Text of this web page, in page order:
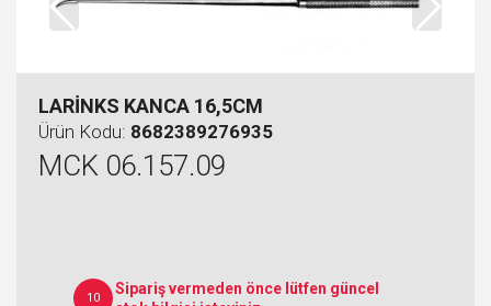
LARİNKS KANCA 16,5CM
Ürün Kodu: 8682389276935
MCK 06.157.09
10
Sipariş vermeden önce lütfen güncel